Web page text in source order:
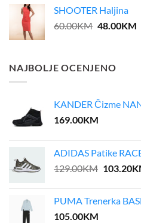
SHOOTER Haljina
60.00KM Original
60.00KM.
48.00KM
NAJBOLJE OCENJENO
KANDER Čizme
169.00KM
ADIDAS Patike
129.00KM Original
103.20
PUMA Trenerka
105.00KM